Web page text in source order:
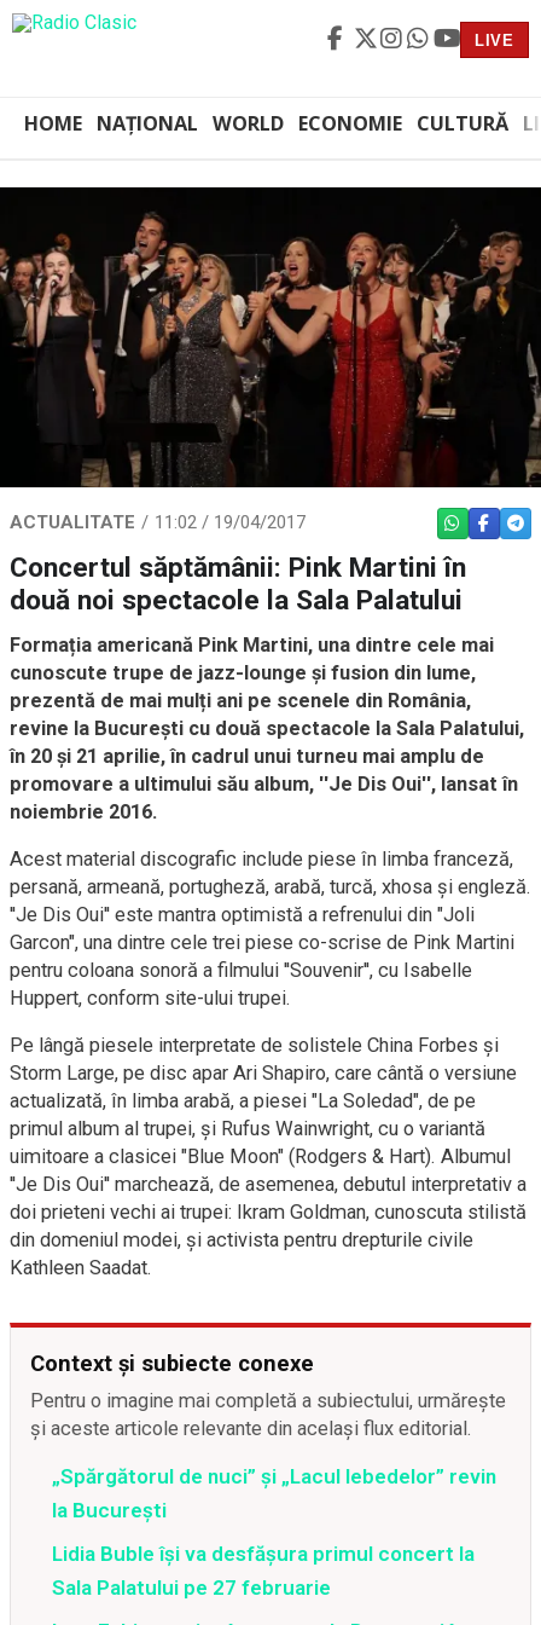
LIVE
HOME NAȚIONAL WORLD ECONOMIE CULTURĂ
ACTUALITATE 11:02 / 19/04/2017 WHATSAPP
Concertul săptămânii: Pink Martini în
două noi spectacole la Sala Palatului
Formația americană Pink Martini, una dintre cele mai
cunoscute trupe de jazz-lounge și fusion din lume,
prezentă de mai mulți ani pe scenele din România,
revine la București cu două spectacole la Sala Palatului,
în 20 și 21 aprilie, în cadrul unui turneu mai amplu de
promovare a ultimului său album, ''Je Dis Oui'', lansat în
noiembrie 2016.
Acest material discografic include piese în limba franceză,
persană, armeană, portugheză, arabă, turcă, xhosa și engleză.
''Je Dis Oui'' este mantra optimistă a refrenului din "Joli
Garcon", una dintre cele trei piese co-scrise de Pink Martini
pentru coloana sonoră a filmului ''Souvenir'', cu Isabelle
Huppert, conform site-ului trupei.
Pe lângă piesele interpretate de solistele China Forbes și
Storm Large, pe disc apar Ari Shapiro, care cântă o versiune
actualizată, în limba arabă, a piesei "La Soledad", de pe
primul album al trupei, și Rufus Wainwright, cu o variantă
uimitoare a clasicei "Blue Moon" (Rodgers & Hart). Albumul
''Je Dis Oui'' marchează, de asemenea, debutul interpretativ a
doi prieteni vechi ai trupei: Ikram Goldman, cunoscuta stilistă
din domeniul modei, și activista pentru drepturile civile
Kathleen Saadat.
Context și subiecte conexe
Pentru o imagine mai completă a subiectului, urmărește
și aceste articole relevante din același flux editorial.
„Spărgătorul de nuci” și „Lacul lebedelor” revin
la București
Lidia Buble își va desfășura primul concert la
Sala Palatului pe 27 februarie